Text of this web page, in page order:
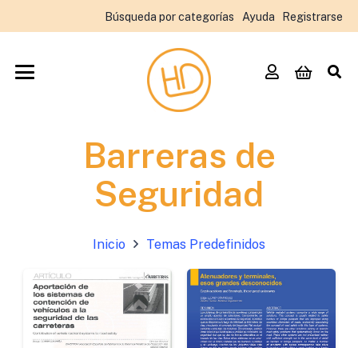
Búsqueda por categorías Ayuda Registrarse
Barreras de
Seguridad
Inicio Temas Predefinidos